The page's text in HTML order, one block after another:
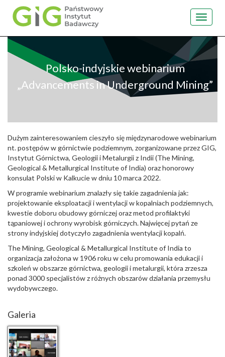
Przejdź
treści
Toggle
Polsko-indyjskie webinarium
„Advancements in Underground Mining”
Dużym zainteresowaniem cieszyło się międzynarodowe webinarium
nt. postępów w górnictwie podziemnym, zorganizowane przez GIG,
Instytut Górnictwa, Geologii i Metalurgii z Indii (The Mining,
Geological & Metallurgical Institute of India) oraz honorowy
konsulat Polski w Kalkucie w dniu 10 marca 2022.
W programie webinarium znalazły się takie zagadnienia jak:
projektowanie eksploatacji i wentylacji w kopalniach podziemnych,
kwestie doboru obudowy górniczej oraz metod profilaktyki
tąpaniowej i ochrony wyrobisk górniczych. Najwięcej pytań ze
strony indyjskiej dotyczyło zagadnienia wentylacji kopalń.
The Mining, Geological & Metallurgical Institute of India to
organizacja założona w 1906 roku w celu promowania edukacji i
szkoleń w obszarze górnictwa, geologii i metalurgii, która zrzesza
ponad 3000 specjalistów z różnych obszarów działania przemysłu
wydobywczego.
Galeria